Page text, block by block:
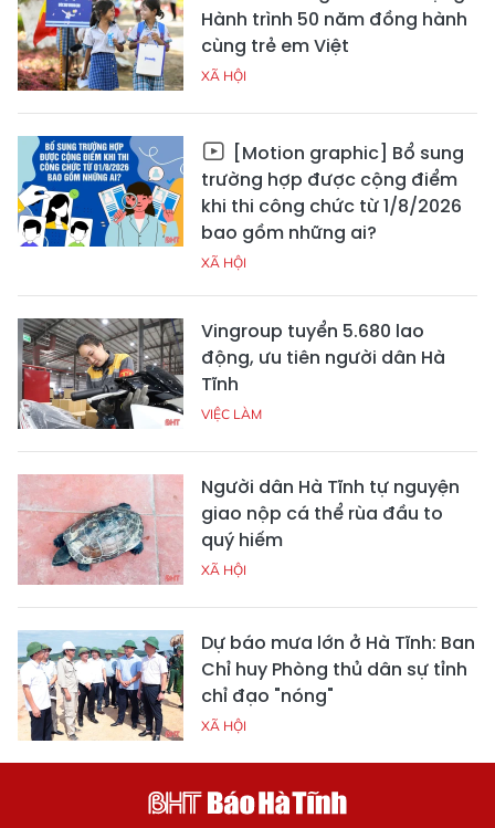
Hành trình 50 năm đồng hành
cùng trẻ em Việt
XÃ HỘI
[Motion graphic] Bổ sung
trường hợp được cộng điểm
khi thi công chức từ 1/8/2026
bao gồm những ai?
XÃ HỘI
Vingroup tuyển 5.680 lao
động, ưu tiên người dân Hà
Tĩnh
VIỆC LÀM
Người dân Hà Tĩnh tự nguyện
giao nộp cá thể rùa đầu to
quý hiếm
XÃ HỘI
Dự báo mưa lớn ở Hà Tĩnh: Ban
Chỉ huy Phòng thủ dân sự tỉnh
chỉ đạo "nóng"
XÃ HỘI